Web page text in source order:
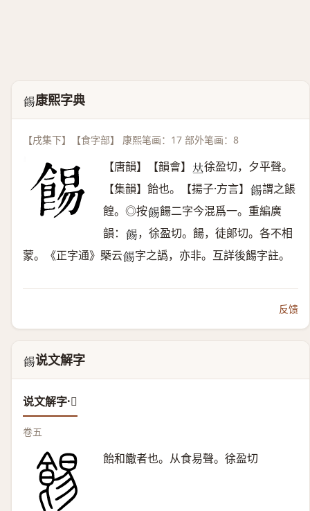
𩛿 康熙字典
【戌集下】【食字部】 康熙笔画：17 部外笔画：8
【唐韻】【韻會】 𠀤徐盈切，夕平聲。
【集韻】飴也。【揚子·方言】 𩛿 謂之餦
餭。◎按𩛿 餳二字今混爲一。重編廣
韻： 𩛿 ，徐盈切。餳，徒郞切。各不相
蒙。《正字通》槩云𩛿 字之譌，亦非。互詳後餳字註。
反馈
𩛿说文解字
说文解字·𩛿
卷五
飴和饊者也。从食易聲。徐盈切